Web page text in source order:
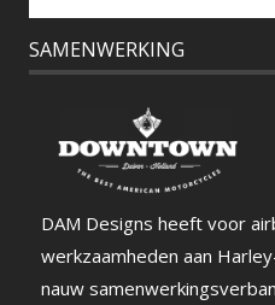
SAMENWERKING
DAM Designs heeft voor
werkzaamheden aan
nauw